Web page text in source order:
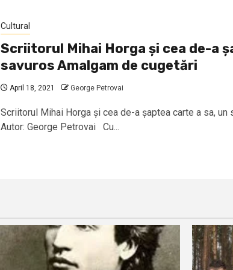
Cultural
Scriitorul Mihai Horga și cea de-a
savuros Amalgam de cugetări
April 18, 2021 George Petrovai
Scriitorul Mihai Horga și cea de-a șaptea carte a sa,
Autor: George Petrovai Cu...